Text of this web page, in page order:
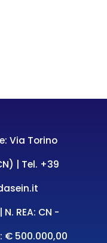
Via Torino
| Tel. +39
REA: CN -
€ 500.000,00